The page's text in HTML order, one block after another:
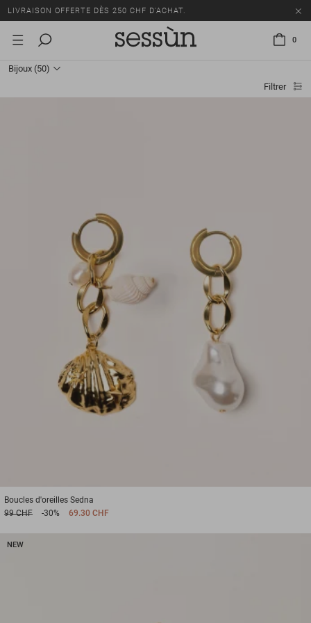
TOUS LES PRIX INCLUENT LA TVA ET LES DROITS DE DOUANE.
SOLDES : JUSQU'À -50% SUR UNE SÉLECTION D'ARTICLES. 0
Bijoux (50)
Filtrer
Boucles d'oreilles Sedna
99 CHF
-30% 69.30 CHF
NEW